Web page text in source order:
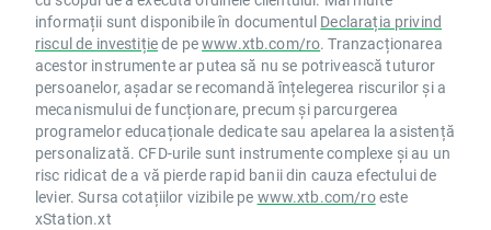
informații sunt disponibile în documentul Declarația privind
riscul de investițiede pewww.xtb.com/ro. Tranzacționarea
acestor instrumente ar putea să nu se potrivească tuturor
persoanelor, așadar se recomandă înțelegerea riscurilor și a
mecanismului de funcționare, precum și parcurgerea
programelor educaționale dedicate sau apelarea la asistență
personalizată. CFD-urile sunt instrumente complexe și au un
risc ridicat de a vă pierde rapid banii din cauza efectului de
levier. Sursa cotațiilor vizibile pe www.xtb.com/roeste
xStation.xt